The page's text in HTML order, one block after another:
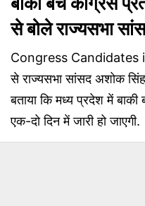
से बोले राज्यसभा
Congress Candidates
से राज्यसभा सांसद अशोक
बताया कि मध्य प्रदेश में
एक-दो दिन में जारी हो जाएगी.